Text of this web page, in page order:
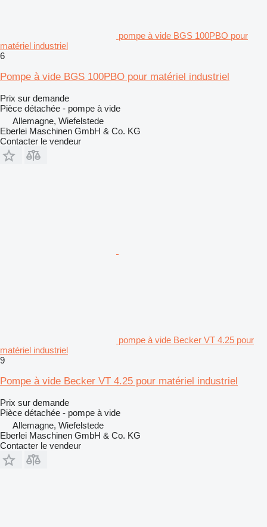
pompe à vide BGS 100PBO pour
matériel industriel
6
Pompe à vide BGS 100PBO pour matériel industriel
Prix sur demande
Pièce détachée - pompe à vide
Allemagne, Wiefelstede
Eberlei Maschinen GmbH & Co. KG
Contacter le vendeur
pompe à vide Becker VT 4.25 pour
matériel industriel
9
Pompe à vide Becker VT 4.25 pour matériel industriel
Prix sur demande
Pièce détachée - pompe à vide
Allemagne, Wiefelstede
Eberlei Maschinen GmbH & Co. KG
Contacter le vendeur